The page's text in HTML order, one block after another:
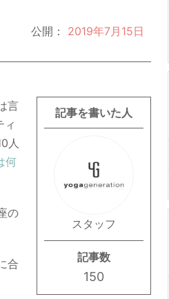
公開： 2019年7月15日
言
ィ
人
何
の
合
記事を書いた人
スタッフ
記事数
150